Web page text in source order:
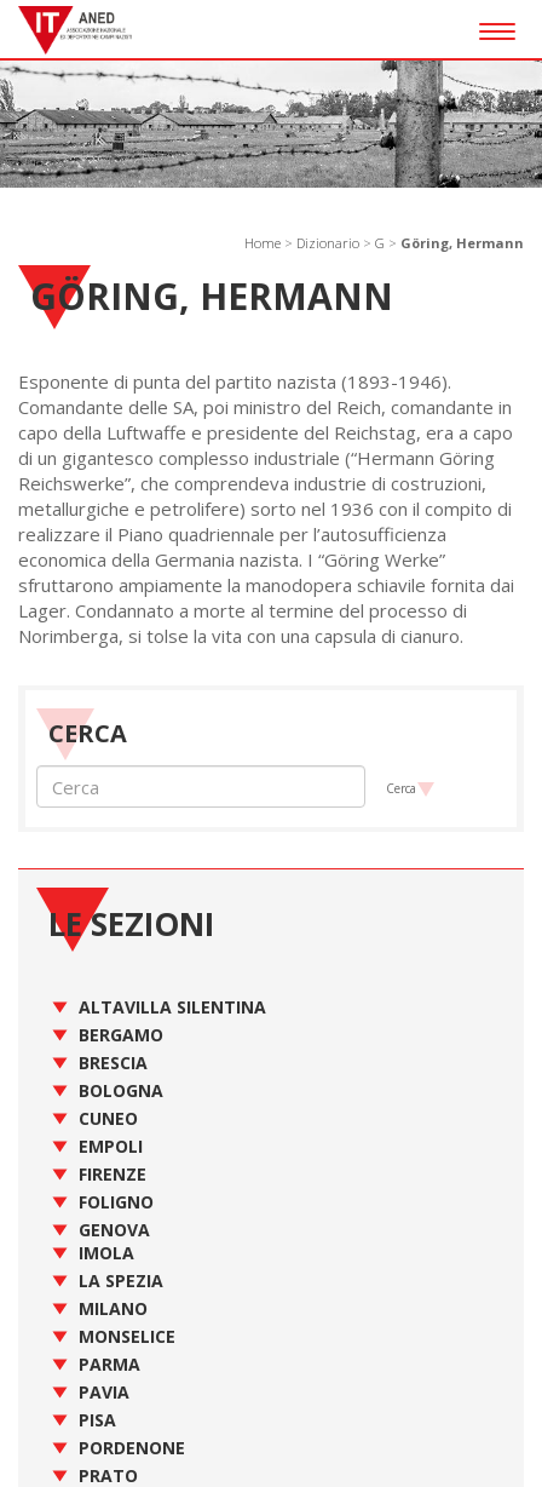
Home > Dizionario > G > Göring, Hermann
GÖRING, HERMANN
Esponente di punta del partito nazista (1893-1946).
Comandante delle SA, poi ministro del Reich, comandante in
capo della Luftwaffe e presidente del Reichstag, era a capo
di un gigantesco complesso industriale (“Hermann Göring
Reichswerke”, che comprendeva industrie di costruzioni,
metallurgiche e petrolifere) sorto nel 1936 con il compito di
realizzare il Piano quadriennale per l’autosufficienza
economica della Germania nazista. I “Göring Werke”
sfruttarono ampiamente la manodopera schiavile fornita dai
Lager. Condannato a morte al termine del processo di
Norimberga, si tolse la vita con una capsula di cianuro.
CERCA
Cerca
LE SEZIONI
ALTAVILLA SILENTINA
BERGAMO
BRESCIA
BOLOGNA
CUNEO
EMPOLI
FIRENZE
FOLIGNO
GENOVA
IMOLA
LA SPEZIA
MILANO
MONSELICE
PARMA
PAVIA
PISA
PORDENONE
PRATO